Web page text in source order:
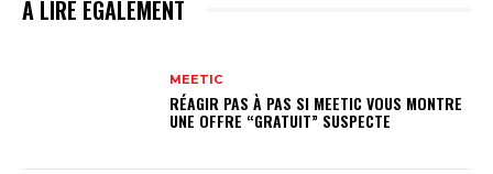
A LIRE EGALEMENT
MEETIC
RÉAGIR PAS À PAS SI MEETIC VOUS MONTRE
UNE OFFRE “GRATUIT” SUSPECTE